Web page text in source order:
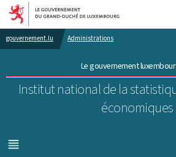
Aller au menu
Aller au contenu
gouvernement.lu Administrations
Le gouvernement
Institut national de la
économiques
MENU
PRINCIPAL